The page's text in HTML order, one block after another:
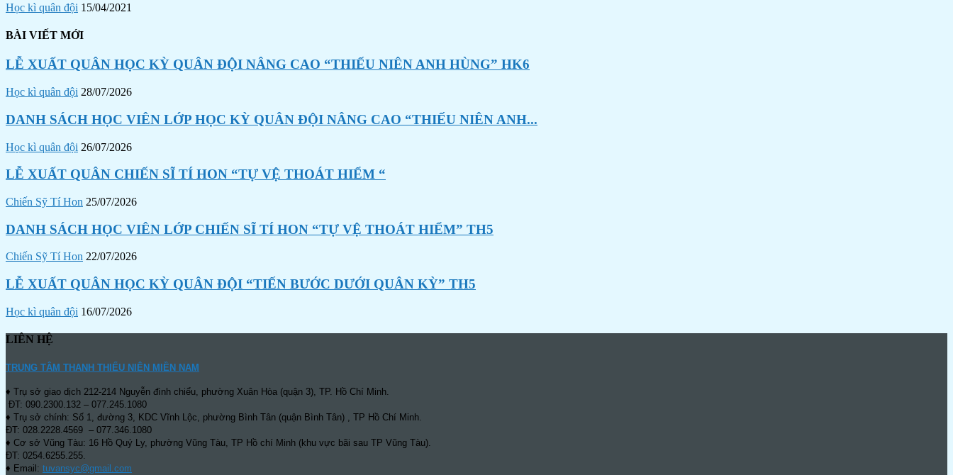
Học kì quân đội 15/04/2021
BÀI VIẾT MỚI
LỄ XUẤT QUÂN HỌC KỲ QUÂN ĐỘI NÂNG CAO “THIẾU NIÊN ANH HÙNG” HK6
Học kì quân đội 28/07/2026
DANH SÁCH HỌC VIÊN LỚP HỌC KỲ QUÂN ĐỘI NÂNG CAO “THIẾU NIÊN ANH...
Học kì quân đội 26/07/2026
LỄ XUẤT QUÂN CHIẾN SĨ TÍ HON “TỰ VỆ THOÁT HIỂM “
Chiến Sỹ Tí Hon 25/07/2026
DANH SÁCH HỌC VIÊN LỚP CHIẾN SĨ TÍ HON “TỰ VỆ THOÁT HIỂM” TH5
Chiến Sỹ Tí Hon 22/07/2026
LỄ XUẤT QUÂN HỌC KỲ QUÂN ĐỘI “TIẾN BƯỚC DƯỚI QUÂN KỲ” TH5
Học kì quân đội 16/07/2026
LIÊN HỆ
TRUNG TÂM THANH THIẾU NIÊN MIỀN NAM
♦ Trụ sở giao dịch 212-214 Nguyễn đình chiểu, phường Xuân Hòa (quận 3), TP. Hồ Chí Minh.
ĐT: 090.2300.132 – 077.245.1080
♦ Trụ sở chính: Số 1, đường 3, KDC Vĩnh Lộc, phường Bình Tân (quận Bình Tân) , TP Hồ Chí Minh.
ĐT: 028.2228.4569 – 077.346.1080
♦ Cơ sở Vũng Tàu: 16 Hồ Quý Ly, phường Vũng Tàu, TP Hồ chí Minh (khu vực bãi sau TP Vũng Tàu).
ĐT: 0254.6255.255.
♦ Email: tuvansyc@gmail.com